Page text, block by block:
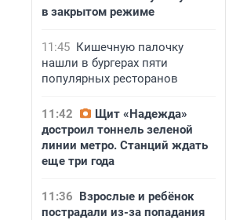
в закрытом режиме
11:45 Кишечную палочку
нашли в бургерах пяти
популярных ресторанов
11:42
Щит «Надежда»
достроил тоннель зеленой
линии метро. Станций ждать
еще три года
11:36 Взрослые и ребёнок
пострадали из-за попадания